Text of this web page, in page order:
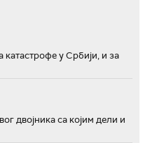
у Србији, и за
двојника са којим дели и